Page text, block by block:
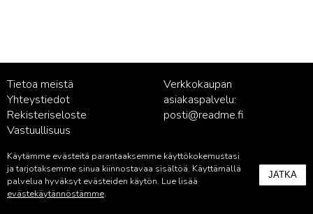
Tietoa meistä
Yhteystiedot
Rekisteriseloste
Vastuullisuus
Verkkokaupan
asiakaspalvelu:
posti@readme.fi
Kustantamon asiakaspalvelu:
palvelu@readme.fi
Käytämme evästeitä parantaaksemme käyttökokemustasi
ja tarjotaksemme sinua kiinnostavaa sisältöä. Käyttämällä
palvelua hyväksyt evästeiden käytön. Lue lisää
evästekäytännöstämme.
JATKA